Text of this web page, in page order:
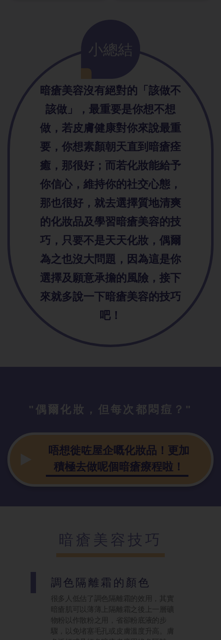
小總結
暗瘡美容沒有絕對的「該做不
該做」，最重要是你想不想
做，若皮膚健康對你來說最重
要，你想素顏朝天直到暗瘡痊
癒，那很好；而若化妝能給予
你信心，維持你的社交心態，
那也很好，就去選擇質地清爽
的化妝品及學習暗瘡美容的技
巧，只要不是天天化妝，偶爾
為之也沒大問題，因為這是你
選擇及願意承擔的風險，接下
來就多說一下暗瘡美容的技巧
吧！
"偶爾化妝，但每次都悶痘？"
唔想徙咗屋企嘅化妝品！更加
積極去做呢個暗瘡療程啦！
暗瘡美容技巧
調色隔離霜的顏色
很多人低估了調色隔離霜的效用，其實
暗瘡肌可以薄薄上隔離霜之後上一層礦
物粉以作散粉之用，省卻粉底液的步
驟，以免堵塞毛孔或皮膚溫度升高。膚